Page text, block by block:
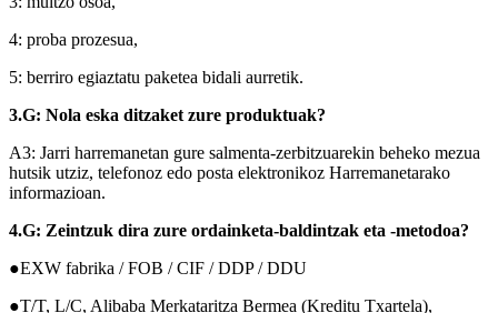
4: proba prozesua,
5: berriro egiaztatu paketea bidali aurretik.
3.G: Nola eska ditzaket zure produktuak?
A3: Jarri harremanetan gure salmenta-zerbitzuarekin beheko mezua
hutsik utziz, telefonoz edo posta elektronikoz Harremanetarako
informazioan.
4.G: Zeintzuk dira zure ordainketa-baldintzak eta -metodoa?
●EXW fabrika / FOB / CIF / DDP / DDU
●T/T, L/C, Alibaba Merkataritza Bermea (Kreditu Txartela),